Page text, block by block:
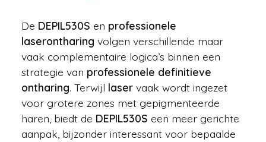
De DEPIL530S en professionele
laserontharing volgen verschillende maar
vaak complementaire logica’s binnen een
strategie van professionele definitieve
ontharing. Terwijl laser vaak wordt ingezet
voor grotere zones met gepigmenteerde
haren, biedt de DEPIL530S een meer gerichte
aanpak, bijzonder interessant voor bepaalde